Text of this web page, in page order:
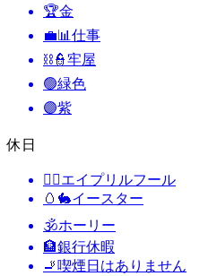
🏆金
💼📊 仕事
⛓️👮牢屋
🟢緑色
🟣紫
休日
🙆‍♂️エイプリルフール
🥚🐇イースター
🕉ホーリー
🏦銀行休暇
🚬 喫煙日はありません